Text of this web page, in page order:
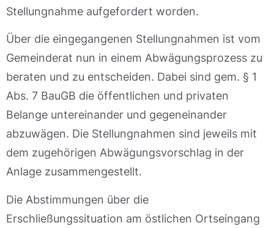
Stellungnahme aufgefordert worden.
Über die eingegangenen Stellungnahmen ist vom
Gemeinderat nun in einem Abwägungsprozess zu
beraten und zu entscheiden. Dabei sind gem. § 1
Abs. 7 BauGB die öffentlichen und privaten
Belange untereinander und gegeneinander
abzuwägen. Die Stellungnahmen sind jeweils mit
dem zugehörigen Abwägungsvorschlag in der
Anlage zusammengestellt.
Die Abstimmungen über die
Erschließungssituation am östlichen Ortseingang